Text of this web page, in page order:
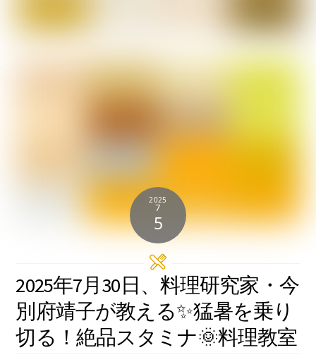
2025
7
5
2025年7月30日、料理研究家・今
別府靖子が教える✨猛暑を乗り
切る！絶品スタミナ🌞料理教室